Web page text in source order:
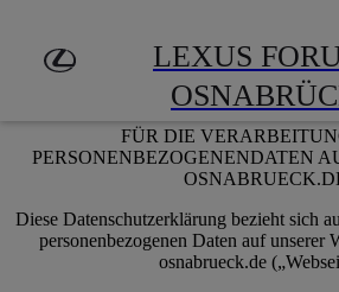
LEXUS
FÜR DIE
PERSONENBEZOGENENDATEN
Diese Datenschutzerklärung bezieht sich
personenbezogenen Daten auf unserer
osnabrueck.de